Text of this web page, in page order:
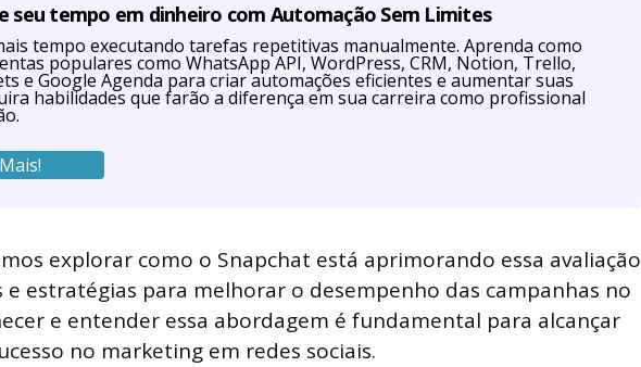
seu tempo em dinheiro com Automação Sem Limites
tempo executando tarefas repetitivas manualmente. Aprenda como
populares como WhatsApp API, WordPress, CRM, Notion, Trello,
e Google Agenda para criar automações eficientes e aumentar suas
habilidades que farão a diferença em sua carreira como profissional
explorar como o Snapchat está aprimorando essa avaliação
e estratégias para melhorar o desempenho das campanhas no
e entender essa abordagem é fundamental para alcançar
no marketing em redes sociais.